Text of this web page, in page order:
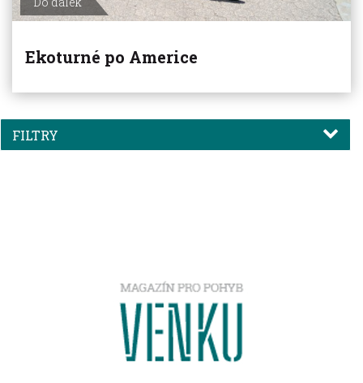
FILTRY
Ekoturné po Americe